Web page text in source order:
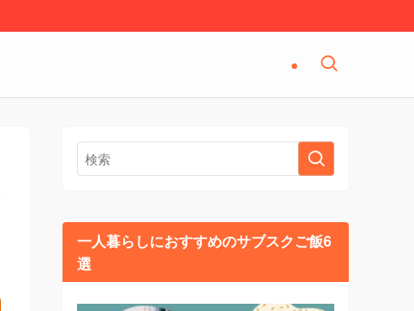
一人暮らしにおすすめのサブスクご飯6
選